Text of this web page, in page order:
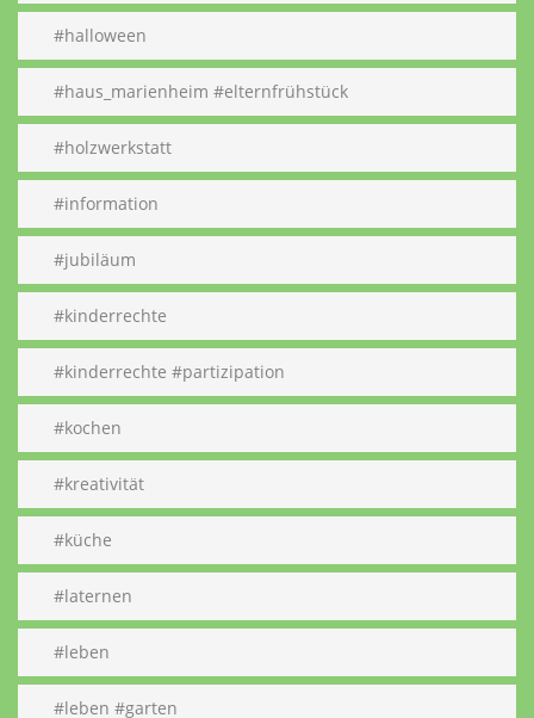
#halloween
#haus_marienheim #elternfrühstück
#holzwerkstatt
#information
#jubiläum
#kinderrechte
#kinderrechte #partizipation
#kochen
#kreativität
#küche
#laternen
#leben
#leben #garten